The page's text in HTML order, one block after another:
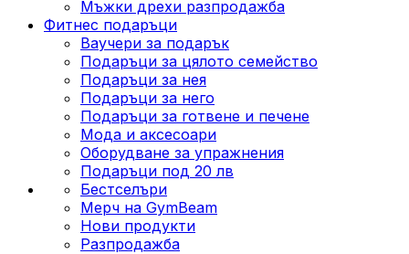
Мъжки дрехи разпродажба
Фитнес подаръци
Ваучери за подарък
Подаръци за цялото семейство
Подаръци за нея
Подаръци за него
Подаръци за готвене и печене
Мода и аксесоари
Оборудване за упражнения
Подаръци под 20 лв
Бестселъри
Мерч на GymBeam
Нови продукти
Разпродажба